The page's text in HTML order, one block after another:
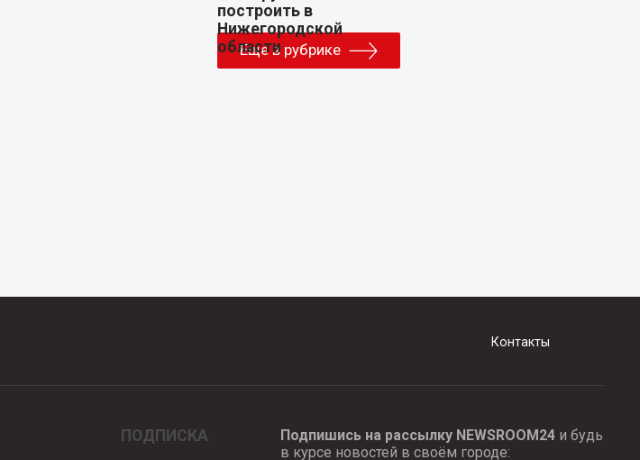
Еще в рубрике
Контакты
ПОДПИСКА Подпишись на рассылку NEWSROOM24и будь
в курсе новостей в своём городе: